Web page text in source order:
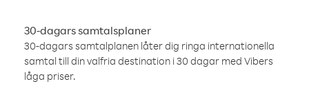
30-dagars samtalsplaner
30-dagars samtalplanen låter dig ringa internationella
samtal till din valfria destination i 30 dagar med Vibers
låga priser.